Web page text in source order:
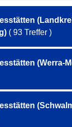
( 93 Treffer )
(Werra-